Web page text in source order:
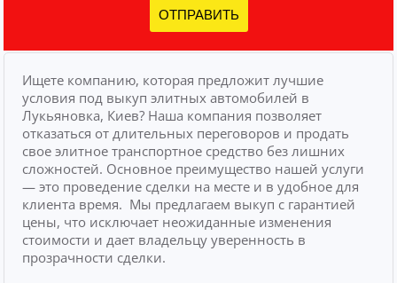
ОТПРАВИТЬ
Ищете компанию, которая предложит лучшие
условия под выкуп элитных автомобилей в
Лукьяновка, Киев? Наша компания позволяет
отказаться от длительных переговоров и продать
свое элитное транспортное средство без лишних
сложностей. Основное преимущество нашей услуги
— это проведение сделки на месте и в удобное для
клиента время. Мы предлагаем выкуп с гарантией
цены, что исключает неожиданные изменения
стоимости и дает владельцу уверенность в
прозрачности сделки.